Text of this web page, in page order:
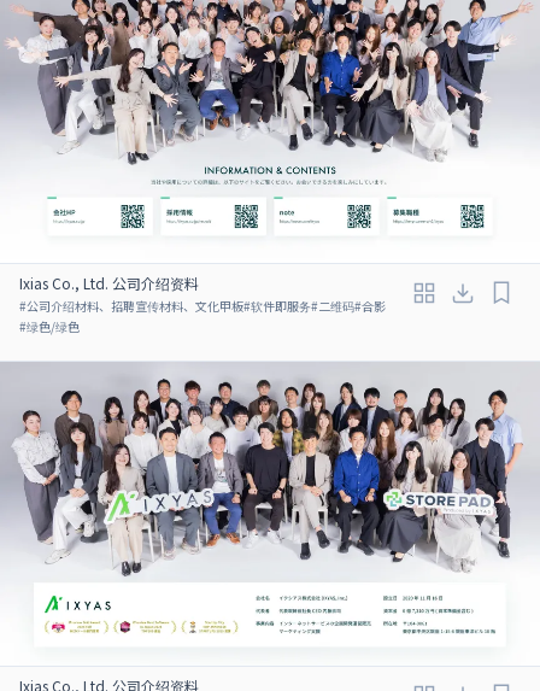
Ixias Co., Ltd. 公司介绍资料
#公司介绍材料、招聘宣传材料、文化甲板#软件即服务#二维码#合影
#绿色/绿色
Ixias Co., Ltd. 公司介绍资料